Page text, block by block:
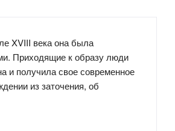
XVIII века она была
Приходящие к образу люди
и получила свое современное
из заточения, об